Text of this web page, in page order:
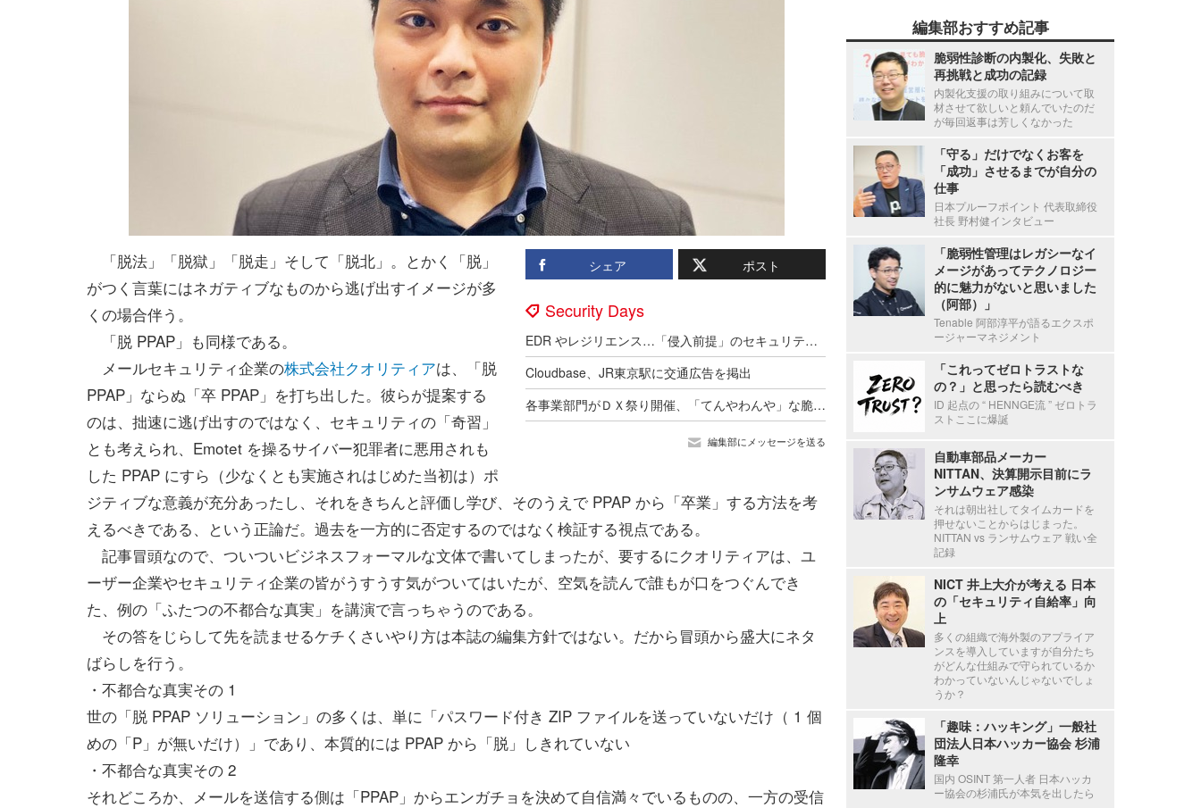
シェア ポスト
Security Days
EDR やレジリエンス…「侵入前提」のセキュリティに足りないものとは？ アカマイだからこそ語れる“予防”という忘れられた視点
Cloudbase、JR東京駅に交通広告を掲出
各事業部門がＤＸ祭り開催、「てんやわんや」な脆弱性対応から抜け出すには ～ エーアイセキュリティラボが提唱する Web 資産トリアージと ASM 活用の実践
編集部にメッセージを送る
「脱法」「脱獄」「脱走」そして「脱北」。とかく「脱」
がつく言葉にはネガティブなものから逃げ出すイメージが多
くの場合伴う。
「脱 PPAP」も同様である。
メールセキュリティ企業の株式会社クオリティアは、「脱
PPAP」ならぬ「卒 PPAP」を打ち出した。彼らが提案する
のは、拙速に逃げ出すのではなく、セキュリティの「奇習」
とも考えられ、Emotet を操るサイバー犯罪者に悪用されも
した PPAP にすら（少なくとも実施されはじめた当初は）ポ
ジティブな意義が充分あったし、それをきちんと評価し学び、そのうえで PPAP から「卒業」する方法を考
えるべきである、という正論だ。過去を一方的に否定するのではなく検証する視点である。
記事冒頭なので、ついついビジネスフォーマルな文体で書いてしまったが、要するにクオリティアは、ユ
ーザー企業やセキュリティ企業の皆がうすうす気がついてはいたが、空気を読んで誰もが口をつぐんでき
た、例の「ふたつの不都合な真実」を講演で言っちゃうのである。
その答をじらして先を読ませるケチくさいやり方は本誌の編集方針ではない。だから冒頭から盛大にネタ
ばらしを行う。
・不都合な真実その 1
世の「脱 PPAP ソリューション」の多くは、単に「パスワード付き ZIP ファイルを送っていないだけ（ 1 個
めの「P」が無いだけ）」であり、本質的には PPAP から「脱」しきれていない
・不都合な真実その 2
それどころか、メールを送信する側は「PPAP」からエンガチョを決めて自信満々でいるものの、一方の受信
編集部おすすめ記事
脆弱性診断の内製化、失敗と
再挑戦と成功の記録
内製化支援の取り組みについて取
材させて欲しいと頼んでいたのだ
が毎回返事は芳しくなかった
「守る」だけでなくお客を
「成功」させるまでが自分の
仕事
日本プルーフポイント 代表取締役
社長 野村健インタビュー
「脆弱性管理はレガシーなイ
メージがあってテクノロジー
的に魅力がないと思いました
（阿部）」
Tenable 阿部淳平が語るエクスポ
ージャーマネジメント
「これってゼロトラストな
の？」と思ったら読むべき
ID 起点の “ HENNGE流 ” ゼロトラ
ストここに爆誕
自動車部品メーカー
NITTAN、決算開示目前にラ
ンサムウェア感染
それは朝出社してタイムカードを
押せないことからはじまった。
NITTAN vs ランサムウェア 戦い全
記録
NICT 井上大介が考える 日本
の「セキュリティ自給率」向
上
多くの組織で海外製のアプライア
ンスを導入していますが自分たち
がどんな仕組みで守られているか
わかっていないんじゃないでしょ
うか？
「趣味：ハッキング」一般社
団法人日本ハッカー協会 杉浦
隆幸
国内 OSINT 第一人者 日本ハッカ
ー協会の杉浦氏が本気を出したら